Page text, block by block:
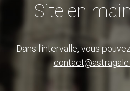
Site en
Dans l'intervalle, vous